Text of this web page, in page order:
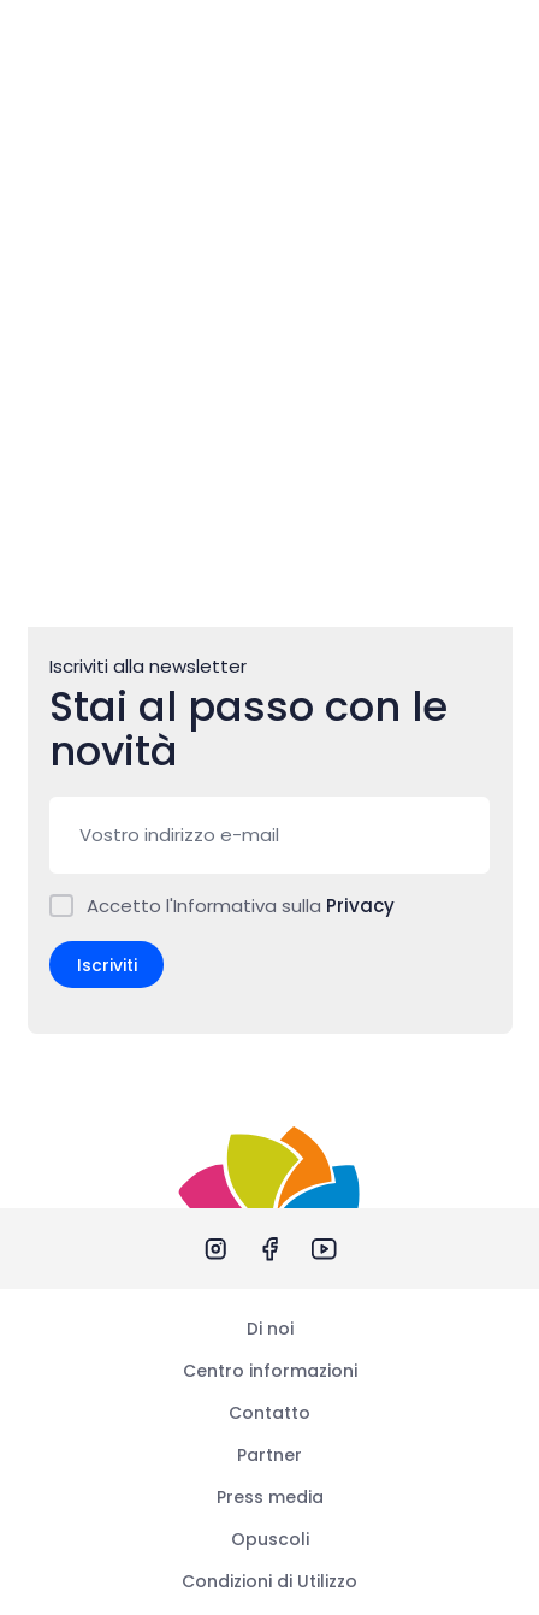
Iscriviti alla newsletter
Stai al passo con le
novità
Accetto l'Informativa sulla Privacy
Iscriviti
Di noi
Centro informazioni
Contatto
Partner
Press media
Opuscoli
Condizioni di Utilizzo